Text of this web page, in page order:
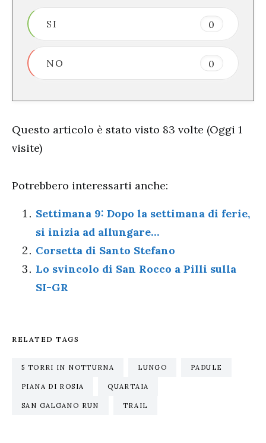
SI 0
NO 0
Questo articolo è stato visto 83 volte (Oggi 1
visite)
Potrebbero interessarti anche:
Settimana 9: Dopo la settimana di ferie,
si inizia ad allungare…
Corsetta di Santo Stefano
Lo svincolo di San Rocco a Pilli sulla
SI-GR
RELATED TAGS
5 TORRI IN NOTTURNA LUNGO PADULE
PIANA DI ROSIA QUARTAIA
SAN GALGANO RUN TRAIL